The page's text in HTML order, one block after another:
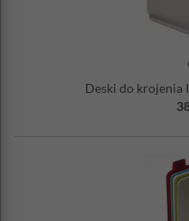
Deski do krojenia